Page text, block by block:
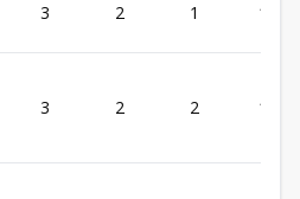
3 2 1 107
3 2 2 107